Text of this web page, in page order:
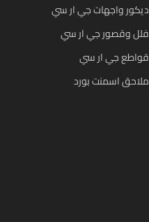
ديكور واجهات جي ار سي
فلل وقصور جي ار سي
قواطع جي ار سي
ملاحق اسمنت بورد